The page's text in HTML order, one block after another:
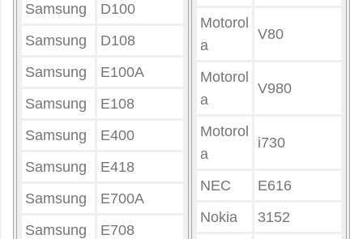
Samsung
D100
Samsung
D108
Samsung
E100A
Samsung
E108
Samsung
E400
Samsung
E418
Samsung
E700A
Samsung
E708
Motorol
a
V80
Motorol
a
V980
Motorol
a
i730
NEC
E616
Nokia
3152